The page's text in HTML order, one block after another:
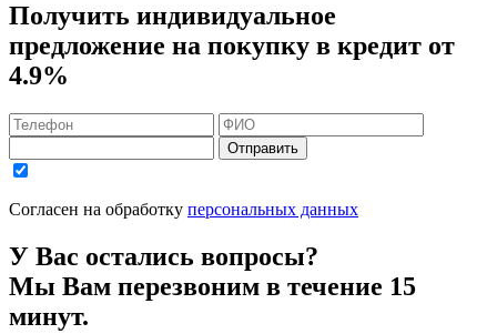
Получить индивидуальное
предложение на покупку в кредит от
4.9%
Отправить
Согласен на обработку персональных данных
У Вас остались вопросы?
Мы Вам перезвоним в течение 15
минут.